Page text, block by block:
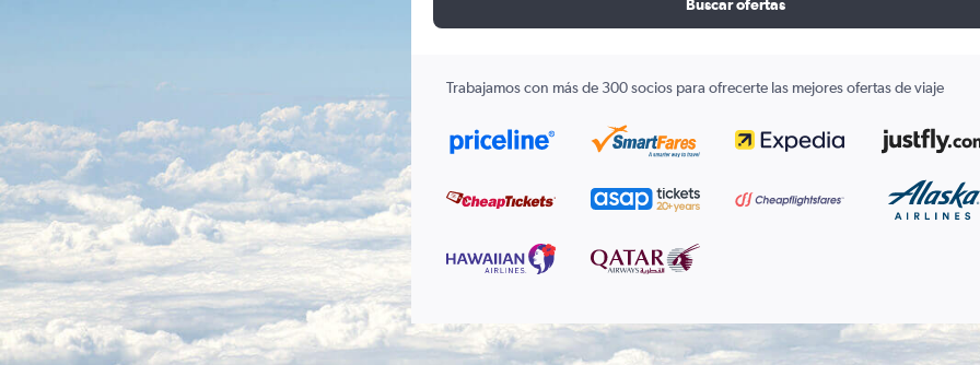
Buscar ofertas
Trabajamos con más de 300 socios para ofrecerte las mejores ofertas de viaje